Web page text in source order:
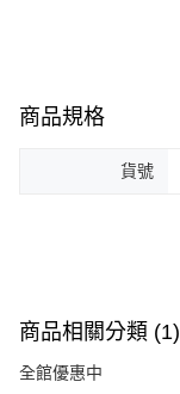
商品規格
貨號
商品相關分類 (1)
全館優惠中